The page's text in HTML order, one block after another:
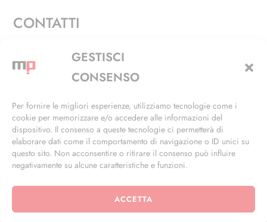
GESTISCI
CONSENSO
Per fornire le migliori esperienze, utilizziamo tecnologie come i
cookie per memorizzare e/o accedere alle informazioni del
dispositivo. Il consenso a queste tecnologie ci permetterà di
elaborare dati come il comportamento di navigazione o ID unici su
questo sito. Non acconsentire o ritirare il consenso può influire
negativamente su alcune caratteristiche e funzioni.
ACCETTA
CONTATTI
Via Alfieri, 27 - Trezzano Sul Naviglio (MI)
+39 02 4846 3155
info@masterphil.it